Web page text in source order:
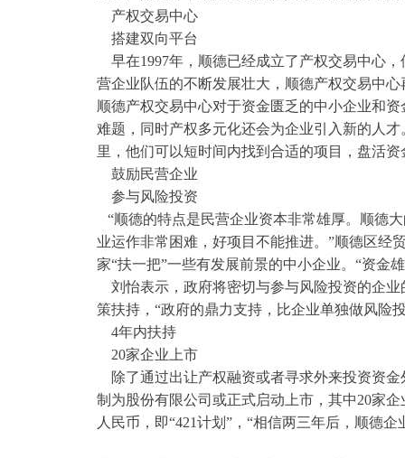
产权交易中心
搭建双向平台
早在1997年，顺德已经成立了产权交易中心
营企业队伍的不断发展壮大，顺德产权交易中
顺德产权交易中心对于资金匮乏的中小企业和
难题，同时产权多元化还会为企业引入新的人
里，他们可以短时间内找到合适的项目，盘活资
鼓励民营企业
参与风险投资
“顺德的特点是民营企业资本非常雄厚。顺德
业运作非常困难，好项目不能推进。”顺德区经
家“扶一把”一些有发展前景的中小企业。“资金
刘怡表示，政府将密切与参与风险投资的企
策扶持，“政府的鼎力支持，比企业单独做风险
4年内扶持
20家企业上市
除了通过出让产权融资或者寻求外来投资资金
制为股份有限公司或正式启动上市，其中20家
人民币，即“421计划”，“相信两三年后，顺德